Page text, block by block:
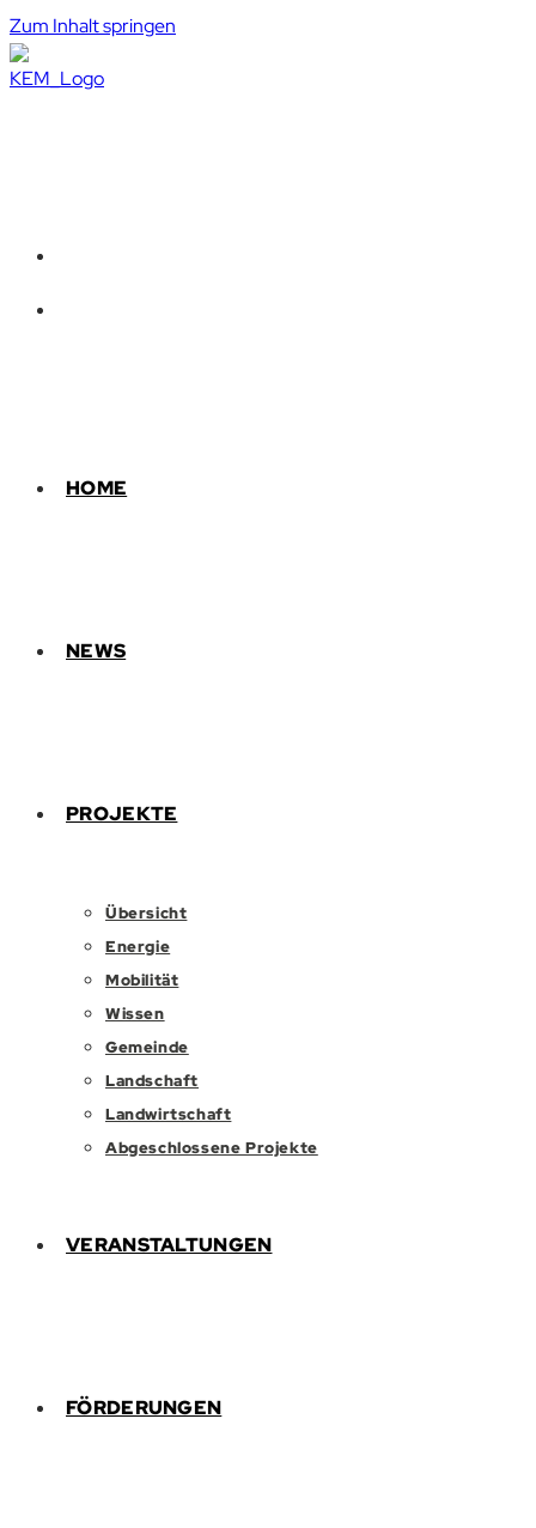
Zum Inhalt springen
HOME
NEWS
PROJEKTE
Übersicht
Energie
Mobilität
Wissen
Gemeinde
Landschaft
Landwirtschaft
Abgeschlossene Projekte
VERANSTALTUNGEN
FÖRDERUNGEN